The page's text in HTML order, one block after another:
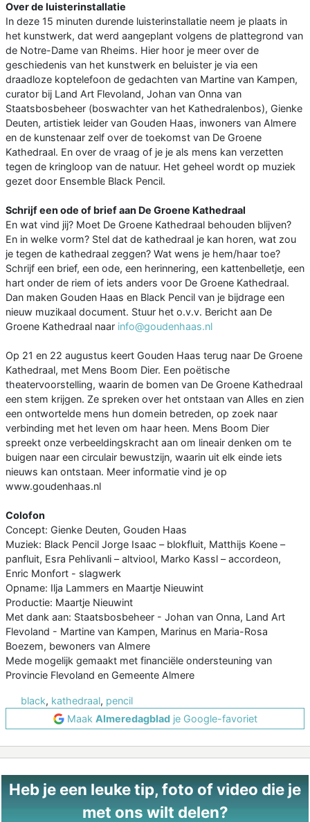
Over de luisterinstallatie
In deze 15 minuten durende luisterinstallatie neem je plaats in
het kunstwerk, dat werd aangeplant volgens de plattegrond van
de Notre-Dame van Rheims. Hier hoor je meer over de
geschiedenis van het kunstwerk en beluister je via een
draadloze koptelefoon de gedachten van Martine van Kampen,
curator bij Land Art Flevoland, Johan van Onna van
Staatsbosbeheer (boswachter van het Kathedralenbos), Gienke
Deuten, artistiek leider van Gouden Haas, inwoners van Almere
en de kunstenaar zelf over de toekomst van De Groene
Kathedraal. En over de vraag of je je als mens kan verzetten
tegen de kringloop van de natuur. Het geheel wordt op muziek
gezet door Ensemble Black Pencil.
Schrijf een ode of brief aan De Groene Kathedraal
En wat vind jij? Moet De Groene Kathedraal behouden blijven?
En in welke vorm? Stel dat de kathedraal je kan horen, wat zou
je tegen de kathedraal zeggen? Wat wens je hem/haar toe?
Schrijf een brief, een ode, een herinnering, een kattenbelletje, een
hart onder de riem of iets anders voor De Groene Kathedraal.
Dan maken Gouden Haas en Black Pencil van je bijdrage een
nieuw muzikaal document. Stuur het o.v.v. Bericht aan De
Groene Kathedraal naar info@goudenhaas.nl
Op 21 en 22 augustus keert Gouden Haas terug naar De Groene
Kathedraal, met Mens Boom Dier. Een poëtische
theatervoorstelling, waarin de bomen van De Groene Kathedraal
een stem krijgen. Ze spreken over het ontstaan van Alles en zien
een ontwortelde mens hun domein betreden, op zoek naar
verbinding met het leven om haar heen. Mens Boom Dier
spreekt onze verbeeldingskracht aan om lineair denken om te
buigen naar een circulair bewustzijn, waarin uit elk einde iets
nieuws kan ontstaan. Meer informatie vind je op
www.goudenhaas.nl
Colofon
Concept: Gienke Deuten, Gouden Haas
Muziek: Black Pencil Jorge Isaac – blokfluit, Matthijs Koene –
panfluit, Esra Pehlivanli – altviool, Marko Kassl – accordeon,
Enric Monfort - slagwerk
Opname: Ilja Lammers en Maartje Nieuwint
Productie: Maartje Nieuwint
Met dank aan: Staatsbosbeheer - Johan van Onna, Land Art
Flevoland - Martine van Kampen, Marinus en Maria-Rosa
Boezem, bewoners van Almere
Mede mogelijk gemaakt met financiële ondersteuning van
Provincie Flevoland en Gemeente Almere
black, kathedraal, pencil
Maak Almeredagbladje Google-favoriet
Heb je een leuke tip, foto of video die je
met ons wilt delen?